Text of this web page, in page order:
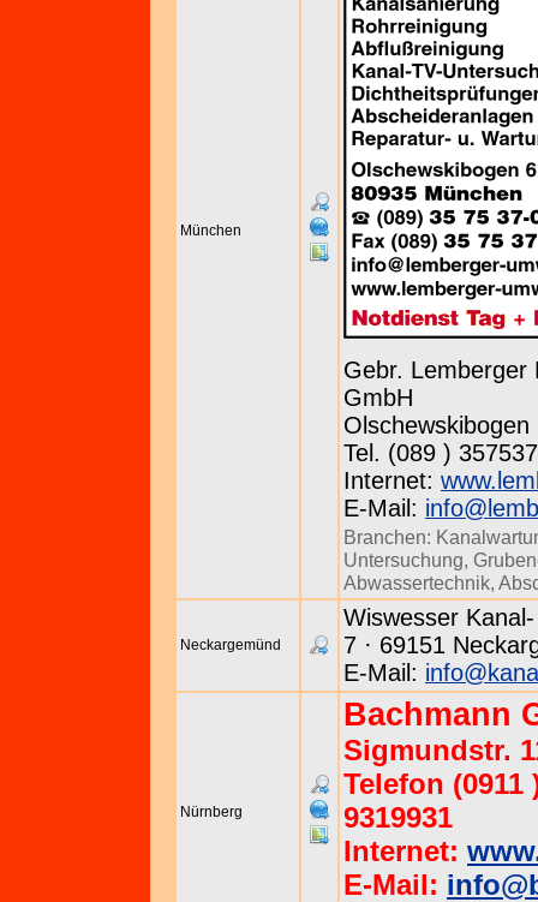
München
Gebr. Lemberger
GmbH
Olschewskibogen
Tel. (089 )
Internet:
E-Mail:
Branchen:
Untersuchung,
Abwassertechnik,
Neckargemünd
Wiswesser
7 · 69151
E-Mail:
Nürnberg
Bachmann
Sigmundstr.
Telefon (0911
9319931
Internet:
E-Mail: